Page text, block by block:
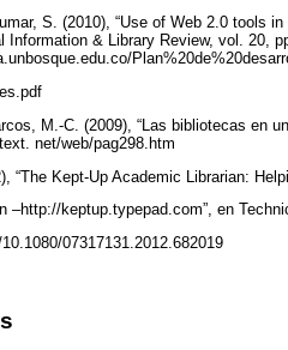
S. (2010), “Use of Web 2.0 tools
Information & Library Review, vol. 20,
M.-C. (2009), “Las bibliotecas en
net/web/pag298.htm
“The Kept-Up Academic Librarian:
–http://keptup.typepad.com”, en
07317131.2012.682019